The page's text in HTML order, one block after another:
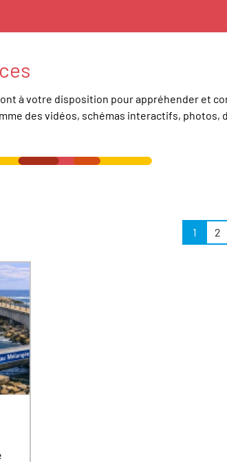
à votre disposition pour appréhender et
des vidéos, schémas interactifs, photos,
1 2